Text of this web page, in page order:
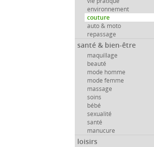
environnement
couture
auto & moto
repassage
santé & bien-être
maquillage
beauté
mode homme
mode femme
massage
soins
bébé
sexualité
santé
manucure
loisirs